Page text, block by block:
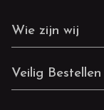
Wie zijn wij
Veilig Bestellen